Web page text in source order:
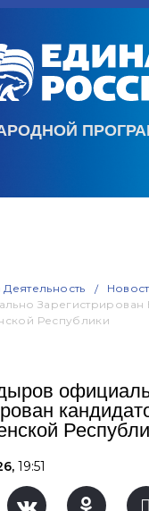
Зарегистрирован
Республики
19:51